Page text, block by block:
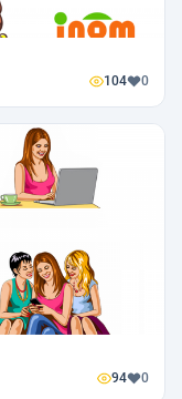
104 0
94 0